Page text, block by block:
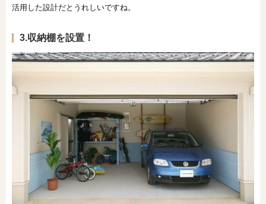
活用した設計だとうれしいですね。
3.収納棚を設置！